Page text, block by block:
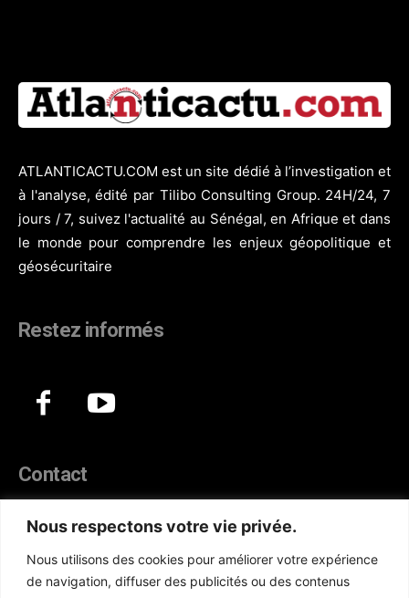
Nous respectons votre vie privée.
Nous utilisons des cookies pour améliorer votre expérience
de navigation, diffuser des publicités ou des contenus
ATLANTICACTU.COM est un site dédié à l’investigation et
à l'analyse, édité par Tilibo Consulting Group. 24H/24, 7
jours / 7, suivez l'actualité au Sénégal, en Afrique et dans
le monde pour comprendre les enjeux géopolitique et
géosécuritaire
Restez informés
Contact
Téléphone :(+221) 70 330 86 87‬
WhatsApp : (+33) 6 52 17 85 46
E-mail : redaction@atlanticactu.com